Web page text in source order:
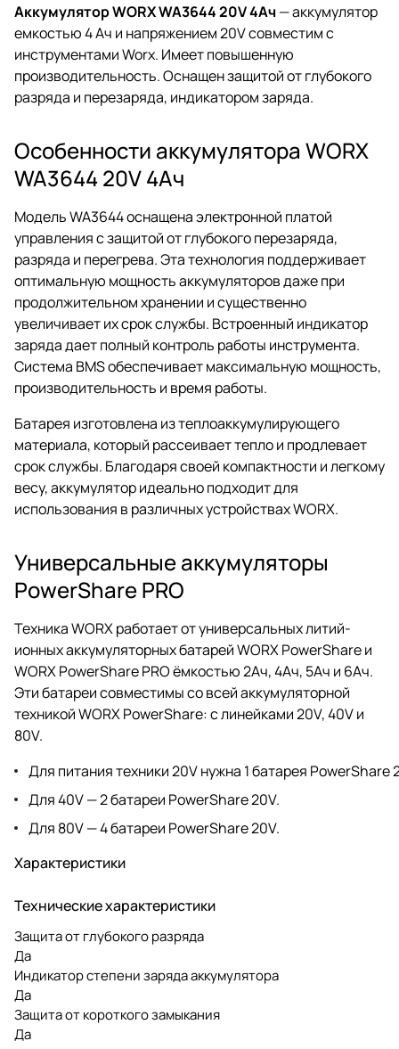
Аккумулятор WORX WA3644 20V 4Ач— аккумулятор
емкостью 4 Ач и напряжением 20V совместим с
инструментами Worx. Имеет повышенную
производительность. Оснащен защитой от глубокого
разряда и перезаряда, индикатором заряда.
Особенности аккумулятора WORX
WA3644 20V 4Ач
Модель WA3644 оснащена электронной платой
управления с защитой от глубокого перезаряда,
разряда и перегрева. Эта технология поддерживает
оптимальную мощность аккумуляторов даже при
продолжительном хранении и существенно
увеличивает их срок службы. Встроенный индикатор
заряда дает полный контроль работы инструмента.
Система BMS обеспечивает максимальную мощность,
производительность и время работы.
Батарея изготовлена из теплоаккумулирующего
материала, который рассеивает тепло и продлевает
срок службы. Благодаря своей компактности и легкому
весу, аккумулятор идеально подходит для
использования в различных устройствах WORX.
Универсальные аккумуляторы
PowerShare PRO
Техника WORX работает от универсальных литий-
ионных аккумуляторных батарей WORX PowerShare и
WORX PowerShare PRO ёмкостью 2Ач, 4Ач, 5Ач и 6Ач.
Эти батареи совместимы со всей аккумуляторной
техникой WORX PowerShare: с линейками 20V, 40V и
80V.
Для питания техники 20V нужна 1 батарея PowerShare
Для 40V — 2 батареи PowerShare 20V.
Для 80V — 4 батареи PowerShare 20V.
Характеристики
Технические характеристики
Защита от глубокого разряда
Да
Индикатор степени заряда аккумулятора
Да
Защита от короткого замыкания
Да